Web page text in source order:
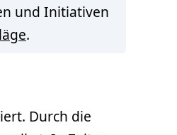
und Initiativen
.
Durch die